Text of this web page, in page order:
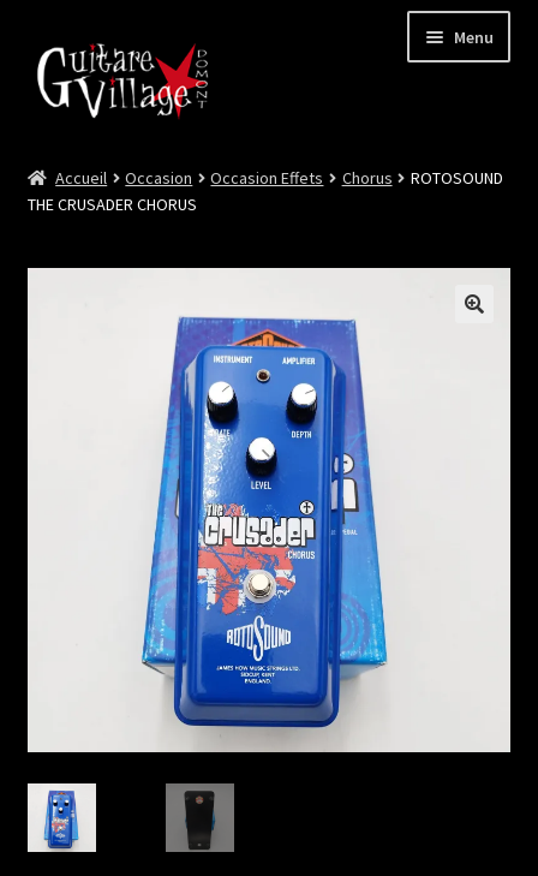
Menu
Neuf
le
enfant
Accueil Occasion Occasion Effets Chorus
ROTOSOUND
THE CRUSADER CHORUS